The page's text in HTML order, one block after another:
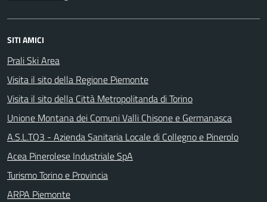
SITI AMICI
Prali Ski Area
Visita il sito della Regione Piemonte
Visita il sito della Città Metropolitanda di Torino
Unione Montana dei Comuni Valli Chisone e Germanasca
A.S.L.TO3 - Azienda Sanitaria Locale di Collegno e Pinerolo
Acea Pinerolese Industriale SpA
Turismo Torino e Provincia
ARPA Piemonte